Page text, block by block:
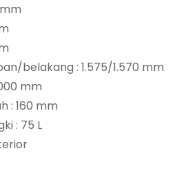
belakang : 1.575/1.570 mm
mm
: 160 mm
: 75 L